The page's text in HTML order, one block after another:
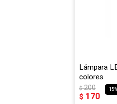
Lámpara
colores
$ 170
$200 15